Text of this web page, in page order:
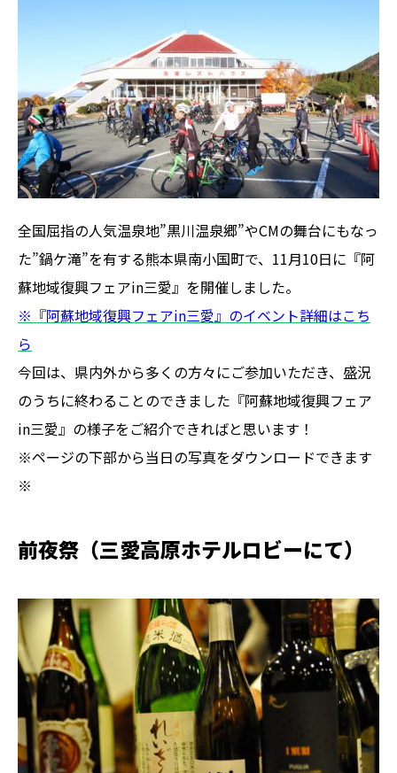
全国屈指の人気温泉地”黒川温泉郷”やCMの舞台にもなっ
た”鍋ケ滝”を有する熊本県南小国町で、11月10日に『阿
蘇地域復興フェアin三愛』を開催しました。
※『阿蘇地域復興フェアin三愛』のイベント詳細はこち
ら
今回は、県内外から多くの方々にご参加いただき、盛況
のうちに終わることのできました『阿蘇地域復興フェア
in三愛』の様子をご紹介できればと思います！
※ページの下部から当日の写真をダウンロードできます
※
前夜祭（三愛高原ホテルロビーにて）